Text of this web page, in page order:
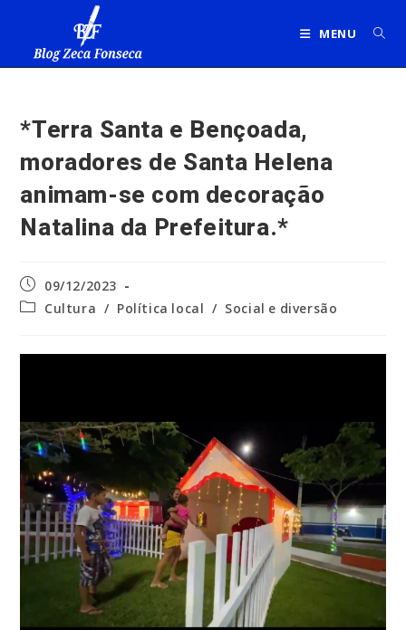
MENU
*Terra Santa e Bençoada,
moradores de Santa Helena
animam-se com decoração
Natalina da Prefeitura.*
Post
publicado:
09/12/2023
Categoria
Cultura / Política local / Social e diversão